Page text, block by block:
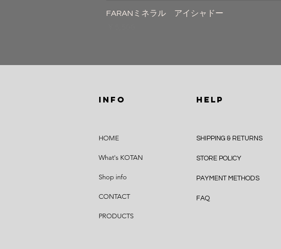
FARANミネラル アイシャドー
INFO
HOME
What's KOTAN
Shop info
CONTACT
PRODUCTS
HELP
SHIPPING & RETURNS
STORE POLICY
PAYMENT METHODS
FAQ